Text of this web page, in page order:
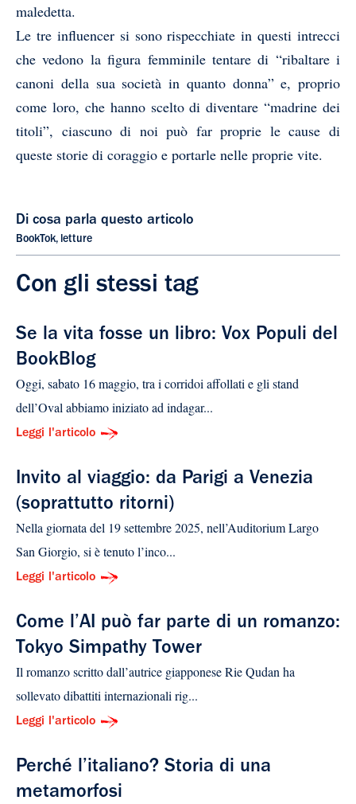
maledetta.
Le tre influencer si sono rispecchiate in questi intrecci
che vedono la figura femminile tentare di “ribaltare i
canoni della sua società in quanto donna” e, proprio
come loro, che hanno scelto di diventare “madrine dei
titoli”, ciascuno di noi può far proprie le cause di
queste storie di coraggio e portarle nelle proprie vite.
Di cosa parla questo articolo
BookTok, letture
Con gli stessi tag
Se la vita fosse un libro: Vox Populi del
BookBlog
Oggi, sabato 16 maggio, tra i corridoi affollati e gli stand
dell’Oval abbiamo iniziato ad indagar...
Leggi l'articolo
Invito al viaggio: da Parigi a Venezia
(soprattutto ritorni)
Nella giornata del 19 settembre 2025, nell’Auditorium Largo
San Giorgio, si è tenuto l’inco...
Leggi l'articolo
Come l’AI può far parte di un romanzo:
Tokyo Simpathy Tower
Il romanzo scritto dall’autrice giapponese Rie Qudan ha
sollevato dibattiti internazionali rig...
Leggi l'articolo
Perché l’italiano? Storia di una
metamorfosi